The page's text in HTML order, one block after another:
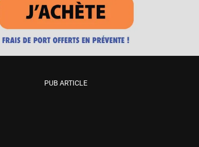
PUB ARTICLE